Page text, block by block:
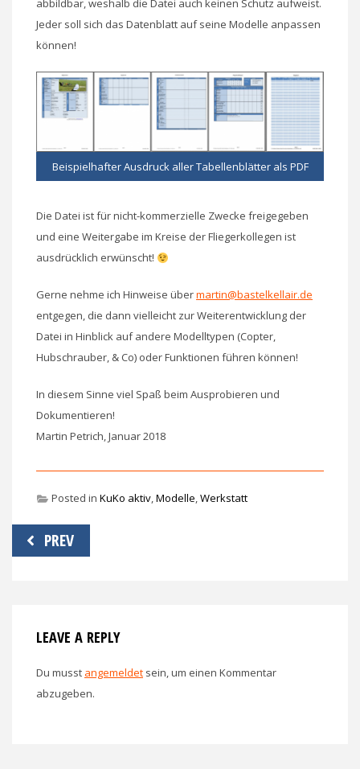
abbildbar, weshalb die Datei auch keinen Schutz aufweist.
Jeder soll sich das Datenblatt auf seine Modelle anpassen
können!
Beispielhafter Ausdruck aller Tabellenblätter als PDF
Die Datei ist für nicht-kommerzielle Zwecke freigegeben
und eine Weitergabe im Kreise der Fliegerkollegen ist
ausdrücklich erwünscht!
Gerne nehme ich Hinweise übermartin@bastelkellair.de
entgegen, die dann vielleicht zur Weiterentwicklung der
Datei in Hinblick auf andere Modelltypen (Copter,
Hubschrauber, & Co) oder Funktionen führen können!
In diesem Sinne viel Spaß beim Ausprobieren und
Dokumentieren!
Martin Petrich, Januar 2018
Posted in KuKo aktiv,Modelle,Werkstatt
Beitragsnavigation
PREV
LEAVE A REPLY
Du musst angemeldet sein, um einen Kommentar
abzugeben.